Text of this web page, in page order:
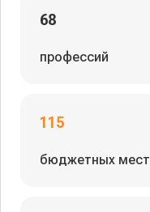
68
профессий
115
бюджетных мест